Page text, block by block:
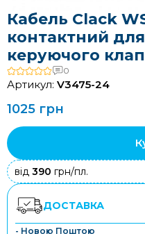
Кабель Clack
контактний
керуючого
0
Артикул: V3475-24
1025 грн
від 390 грн/пл.
ДОСТАВКА
- Новою Поштою